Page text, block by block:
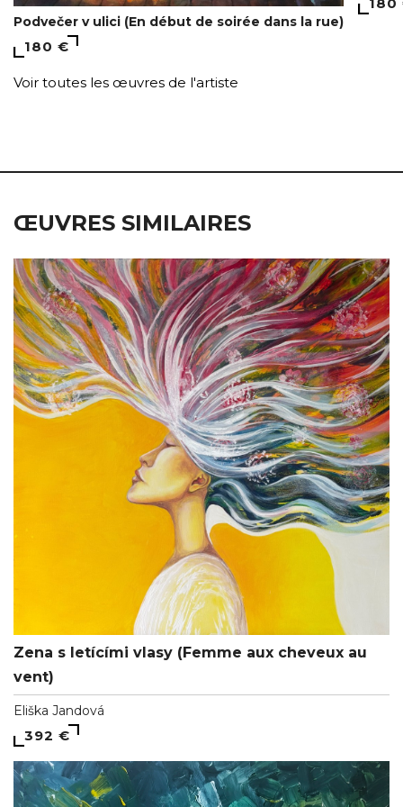
Podvečer v ulici (En début de soirée dans la rue)
180 €
Voir toutes les œuvres de l'artiste
ŒUVRES SIMILAIRES
Zena s letícími vlasy (Femme aux cheveux au
vent)
Eliška Jandová
392 €